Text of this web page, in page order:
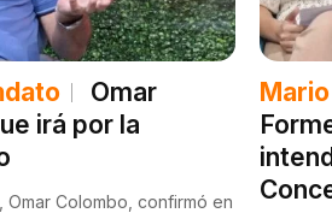
Omar
irá por la
Colombo, confirmó en